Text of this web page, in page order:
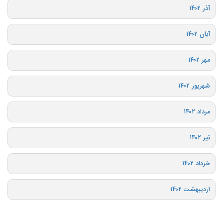
آذر ۱۴۰۲
آبان ۱۴۰۲
مهر ۱۴۰۲
شهریور ۱۴۰۲
مرداد ۱۴۰۲
تیر ۱۴۰۲
خرداد ۱۴۰۲
اردیبهشت ۱۴۰۲